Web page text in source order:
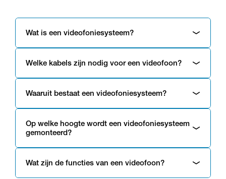
Wat is een videofoniesysteem?
Welke kabels zijn nodig voor een videofoon?
Waaruit bestaat een videofoniesysteem?
Op welke hoogte wordt een videofoniesysteem
gemonteerd?
Wat zijn de functies van een videofoon?